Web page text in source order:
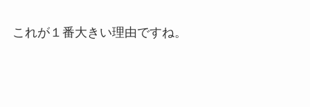
これが１番大きい理由ですね。